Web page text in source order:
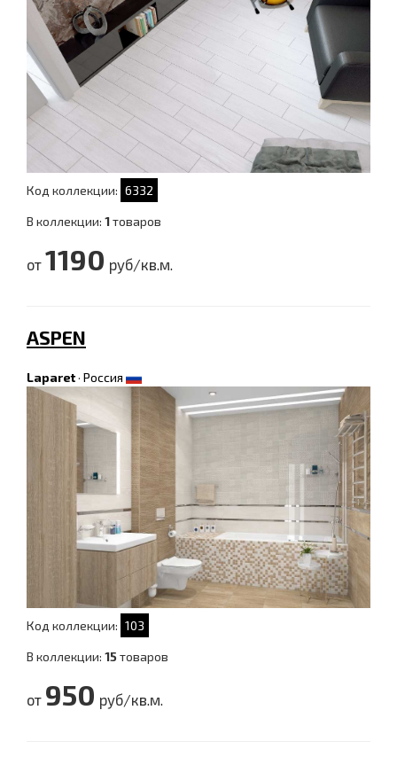
Код коллекции: 6332
В коллекции: 1товаров
от 1190 руб/кв.м.
ASPEN
Laparet· Россия
Код коллекции: 103
В коллекции: 15товаров
от 950 руб/кв.м.